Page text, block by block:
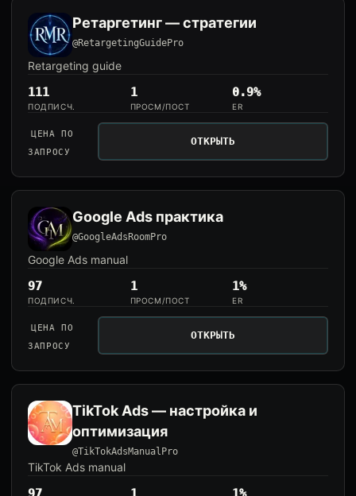
Ретаргетинг — стратегии
@RetargetingGuidePro
Retargeting guide
111
ПОДПИСЧ.
1
ПРОСМ/ПОСТ
0.9%
ER
ЦЕНА ПО
ЗАПРОСУ
ОТКРЫТЬ
Google Ads практика
@GoogleAdsRoomPro
Google Ads manual
97
ПОДПИСЧ.
1
ПРОСМ/ПОСТ
1%
ER
ЦЕНА ПО
ЗАПРОСУ
ОТКРЫТЬ
TikTok Ads — настройка и
оптимизация
@TikTokAdsManualPro
TikTok Ads manual